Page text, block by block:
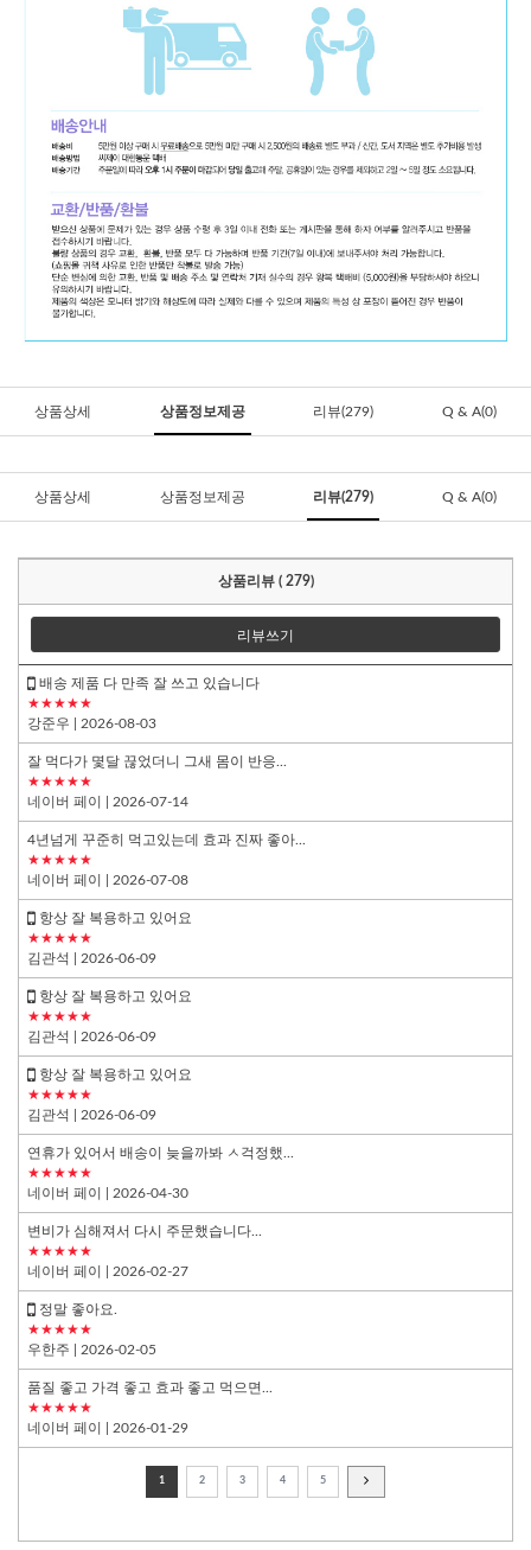
상품상세 상품정보제공 리뷰(279) Q & A(0)
상품상세 상품정보제공 리뷰(279) Q & A(0)
상품리뷰 ( 279)
리뷰쓰기
배송 제품 다 만족 잘 쓰고 있습니다
★★★★★
강준우 | 2026-08-03
잘 먹다가 몇달 끊었더니 그새 몸이 반응...
★★★★★
네이버 페이 | 2026-07-14
4년넘게 꾸준히 먹고있는데 효과 진짜 좋아...
★★★★★
네이버 페이 | 2026-07-08
항상 잘 복용하고 있어요
★★★★★
김관석 | 2026-06-09
항상 잘 복용하고 있어요
★★★★★
김관석 | 2026-06-09
항상 잘 복용하고 있어요
★★★★★
김관석 | 2026-06-09
연휴가 있어서 배송이 늦을까봐 ㅅ걱정했...
★★★★★
네이버 페이 | 2026-04-30
변비가 심해져서 다시 주문했습니다...
★★★★★
네이버 페이 | 2026-02-27
정말 좋아요.
★★★★★
우한주 | 2026-02-05
품질 좋고 가격 좋고 효과 좋고 먹으면...
★★★★★
네이버 페이 | 2026-01-29
1 2 3 4 5